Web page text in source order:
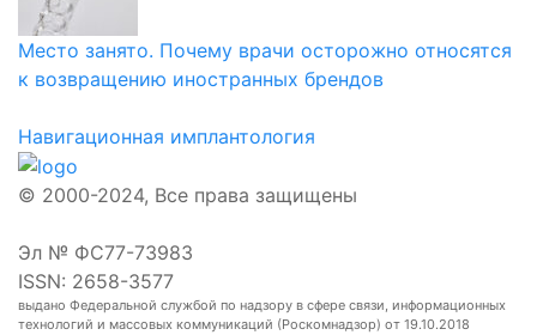
Место занято. Почему врачи осторожно относятся
к возвращению иностранных брендов
Навигационная имплантология
© 2000-2024, Все права защищены
Эл № ФС77-73983
ISSN: 2658-3577
выдано Федеральной службой по надзору в сфере связи, информационных
технологий и массовых коммуникаций (Роскомнадзор) от 19.10.2018